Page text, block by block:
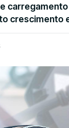
crescimento